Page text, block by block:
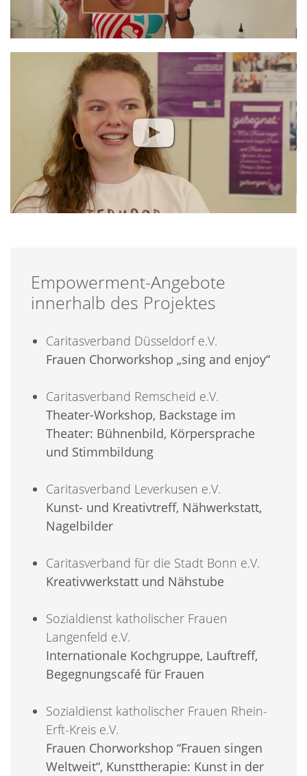
Empowerment-Angebote
innerhalb des Projektes
Caritasverband Düsseldorf e.V.
Frauen Chorworkshop „sing and enjoy“
Caritasverband Remscheid e.V.
Theater-Workshop, Backstage im
Theater: Bühnenbild, Körpersprache
und Stimmbildung
Caritasverband Leverkusen e.V.
Kunst- und Kreativtreff, Nähwerkstatt,
Nagelbilder
Caritasverband für die Stadt Bonn e.V.
Kreativwerkstatt und Nähstube
Sozialdienst katholischer Frauen
Langenfeld e.V.
Internationale Kochgruppe, Lauftreff,
Begegnungscafé für Frauen
Sozialdienst katholischer Frauen Rhein-
Erft-Kreis e.V.
Frauen Chorworkshop “Frauen singen
Weltweit“, Kunsttherapie: Kunst in der